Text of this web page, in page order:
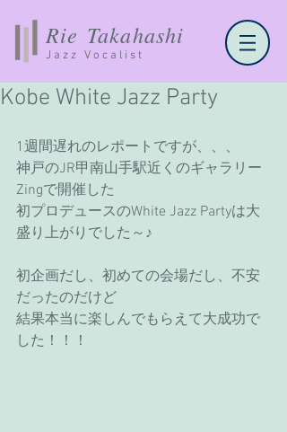
Rie Takahashi
Jazz Vocalist
Kobe White Jazz Party
1週間遅れのレポートですが、、、
神戸のJR甲南山手駅近くのギャラリー
Zingで開催した
初プロデュースのWhite Jazz Partyは大
盛り上がりでした～♪
初企画だし、初めての会場だし、不安
だったのだけど
結果本当に楽しんでもらえて大成功で
した！！！